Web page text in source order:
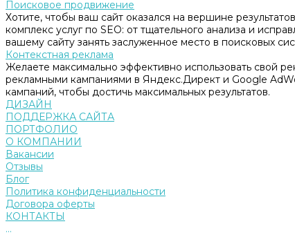
Поисковое продвижение
Хотите, чтобы ваш сайт оказался на вершине
комплекс услуг по SEO: от тщательного анализа и
вашему сайту занять заслуженное место в поисковых
Контекстная реклама
Желаете максимально эффективно использовать свой
рекламными кампаниями в Яндекс.Директ и Google
кампаний, чтобы достичь максимальных результатов.
ДИЗАЙН
ПОДДЕРЖКА САЙТА
ПОРТФОЛИО
О КОМПАНИИ
Вакансии
Отзывы
Блог
Политика конфиденциальности
Договора оферты
КОНТАКТЫ
...